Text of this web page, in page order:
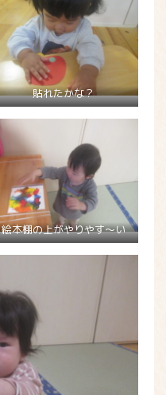
貼れたかな？
絵本棚の上がやりやす～い